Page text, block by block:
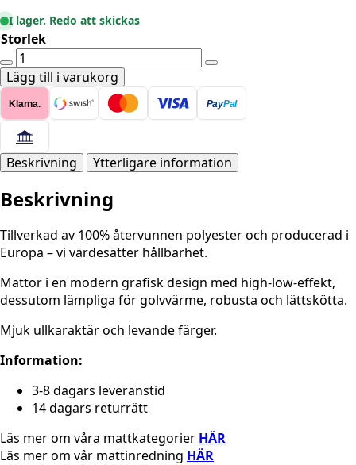
I lager. Redo att skickas
Storlek
Villeroy
&
Boch
1879
Catherine
Jungle
Grön
Lägg till i varukorg
Klarna. PayPal
Beskrivning Ytterligare information
Beskrivning
Tillverkad av 100% återvunnen polyester och producerad i
Europa – vi värdesätter hållbarhet.
Mattor i en modern grafisk design med high-low-effekt,
dessutom lämpliga för golvvärme, robusta och lättskötta.
Mjuk ullkaraktär och levande färger.
Information:
3-8 dagars leveranstid
14 dagars returrätt
Läs mer om våra mattkategorier HÄR
Läs mer om vår mattinredning HÄR